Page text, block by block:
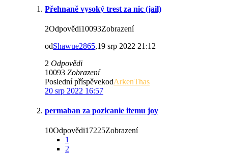
Přehnaně vysoký trest za nic (jail)
2Odpovědi10093Zobrazení
odShawue2865,19 srp 2022 21:12
2 Odpovědi
10093 Zobrazení
Poslední příspěvekodArkenThas
20 srp 2022 16:57
permaban za pozicanie itemu joy
10Odpovědi17225Zobrazení
1
2